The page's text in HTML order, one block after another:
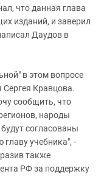
что данная глава
изданий, и заверил
Даудов в
в этом вопросе
Кравцова.
сообщить, что
народы
согласованы
учебника", -
также
РФ за поддержку